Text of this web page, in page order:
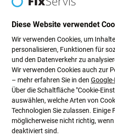
Beschreibung und Spezifikation
SBS Mobile
Diese Website verwendet
Wir verwenden Cookies, um
personalisieren, Funktionen für
und den Datenverkehr zu
Wir verwenden Cookies auch zur
– mehr erfahren Sie in den
Über die Schaltfläche "Cookie-
auswählen, welche Arten von
Technologien Sie zulassen.
möglicherweise nicht richtig,
deaktiviert sind.